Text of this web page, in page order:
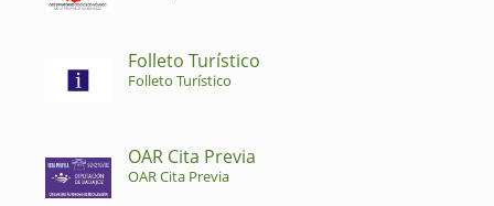
Folleto Turístico
Folleto Turístico
OAR Cita Previa
OAR Cita Previa